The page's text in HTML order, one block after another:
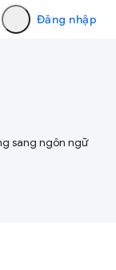
Đăng nhập
sang ngôn ngữ